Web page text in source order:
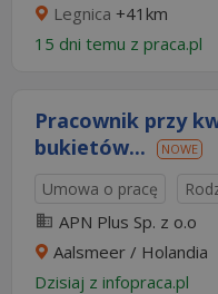
Legnica +41km
15 dni temu z praca.pl
Pracownik przy
bukietów...
NOWE
Umowa o pracę
APN Plus Sp. z o.o
Aalsmeer / Holandia
Dzisiaj z infopraca.pl